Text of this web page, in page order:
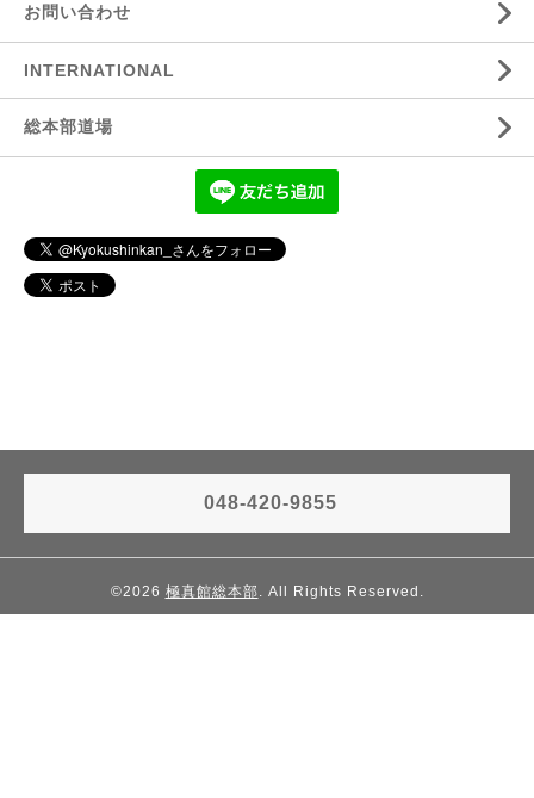
お問い合わせ
INTERNATIONAL
総本部道場
048-420-9855
©2026 極真館総本部. All Rights Reserved.